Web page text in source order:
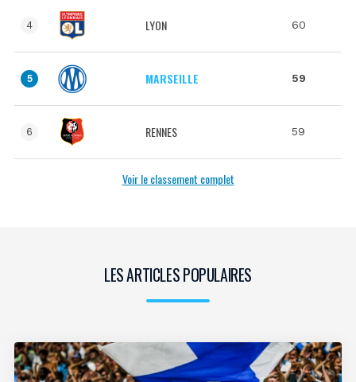
4 LYON 60
5 MARSEILLE 59
6 RENNES 59
Voir le classement complet
LES ARTICLES POPULAIRES